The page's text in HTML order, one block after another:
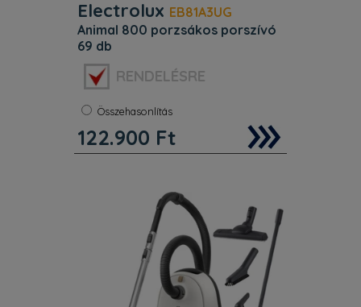
Electrolux EB81A3UG
animal 800 porzsákos porszívó
69 db
Porzsák:
Szín:
Szürke
Zajszint:
Porfelszedő 107 . Porfelszedés
(szőnyegen) % 86 . Zajszint dB(A) –
(IEC 60704–3) 69 . Éves
RENDELÉSRE
Összehasonlítás
122.900 Ft